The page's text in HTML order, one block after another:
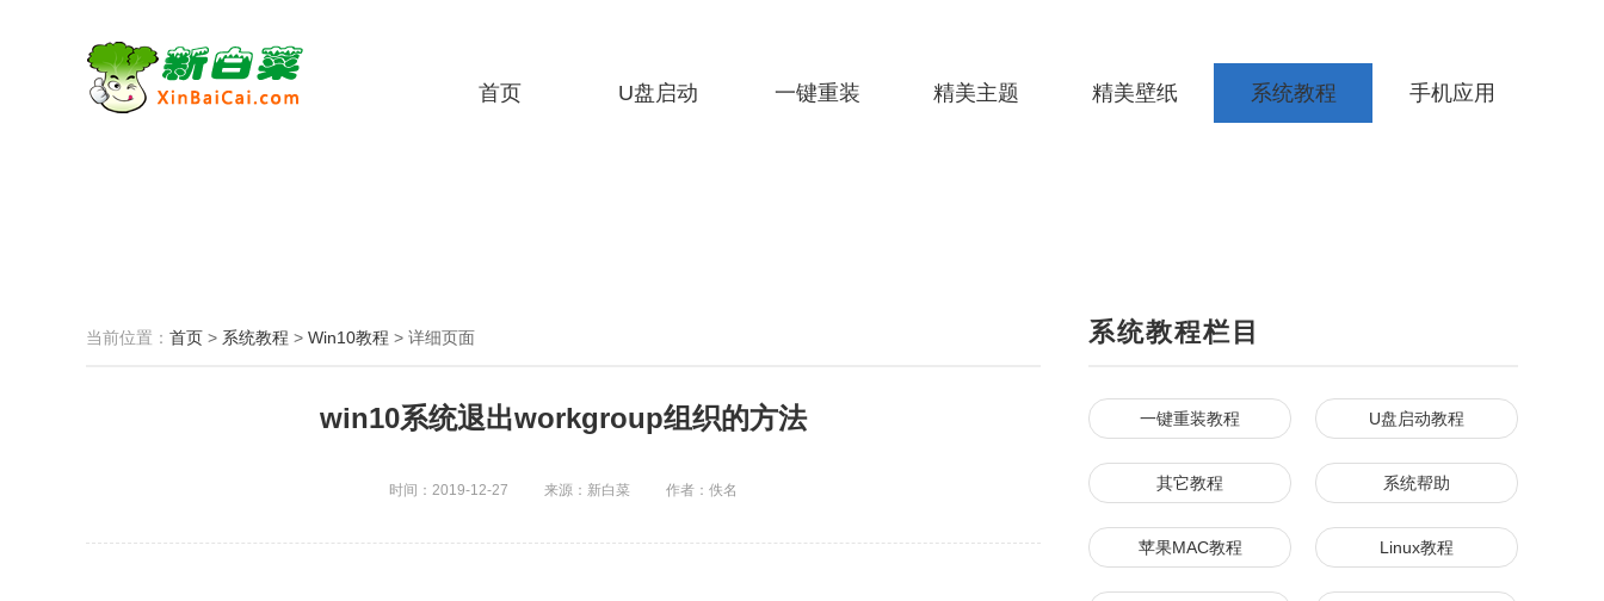
首页 U盘启动 一键重装 精美主题 精美壁纸 系统教程 手机应用
当前位置： 首页 > 系统教程 > Win10教程 > 详细页面
win10系统退出workgroup组织的方法
时间：2019-12-27 来源：新白菜 作者：佚名
系统教程栏目
一键重装教程 U盘启动教程
其它教程 系统帮助
苹果MAC教程 Linux教程